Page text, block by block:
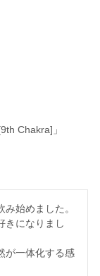
Chakra]」
始めました。
きになりまし
が一体化する感